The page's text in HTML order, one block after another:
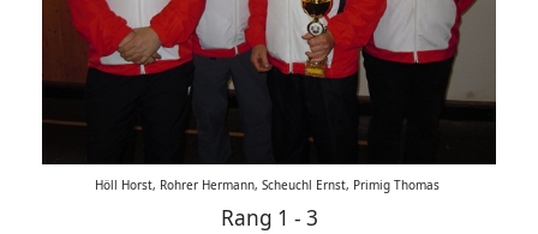
Höll Horst, Rohrer Hermann, Scheuchl Ernst, Primig Thomas
Rang 1 - 3